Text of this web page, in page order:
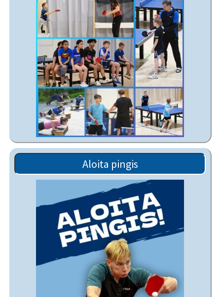
Aloita pingis